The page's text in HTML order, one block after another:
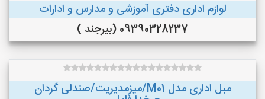
لوازم اداری دفتری آموزشی و مدارس و ادارات
09390328237 (بیرجند )
مبل اداری مدل M01/میزمدیریت/صندلی گردان